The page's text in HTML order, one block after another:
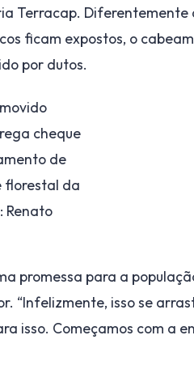
Terracap. Diferentemente
ficam expostos, o
por dutos.
cheque
de
florestal da
Renato
promessa para a
“Infelizmente, isso se
isso. Começamos com a